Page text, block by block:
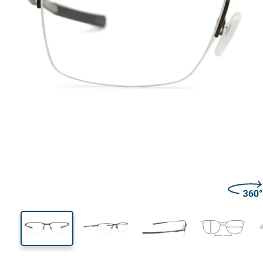
33 mm
Glashöhe
54 mm
Glasbreite
Glasbreite